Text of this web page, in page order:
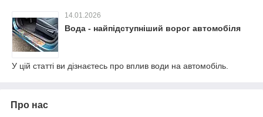
14.01.2026
Вода - найпідступніший ворог автомобіля
У цій статті ви дізнаєтесь про вплив води на автомобіль.
Про нас